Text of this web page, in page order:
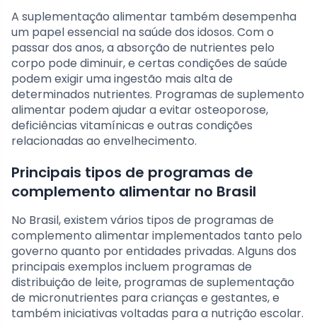
A suplementação alimentar também desempenha
um papel essencial na saúde dos idosos. Com o
passar dos anos, a absorção de nutrientes pelo
corpo pode diminuir, e certas condições de saúde
podem exigir uma ingestão mais alta de
determinados nutrientes. Programas de suplemento
alimentar podem ajudar a evitar osteoporose,
deficiências vitamínicas e outras condições
relacionadas ao envelhecimento.
Principais tipos de programas de
complemento alimentar no Brasil
No Brasil, existem vários tipos de programas de
complemento alimentar implementados tanto pelo
governo quanto por entidades privadas. Alguns dos
principais exemplos incluem programas de
distribuição de leite, programas de suplementação
de micronutrientes para crianças e gestantes, e
também iniciativas voltadas para a nutrição escolar.